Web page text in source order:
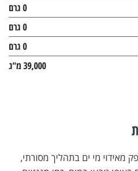
0 גרם
0 גרם
0 גרם
39,000 מ"ג
מאידוי מי ים בתהליך מסורתי,